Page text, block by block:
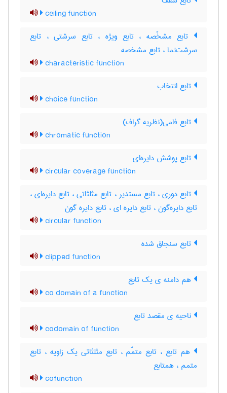
ceiling function
تابع مشخّصه ، تابع ویژه ، تابع سرشتی ، تابع
سرشت‌نما ، تابع مشخصه
characteristic function
تابع انتخاب
choice function
تابع فامی(نظریه گراف)
chromatic function
تابع پوشش دایره‌ای
circular coverage function
تابع دوری ، تابع مستدیر ، تابع مثلثاتی ، تابع دایره‌ای ،
تابع دایره‌گون ، تابع دایره ای ، تابع دایره گون
circular function
تابع سنجاق شده
clipped function
هم دامنه ی یک تابع
co domain of a function
ناحیه ی مقصد تابع
codomain of function
هم تابع ، تابع متمّم ، تابع مثلثاتی یک زاویه ، تابع
متمم ، همتابع
cofunction